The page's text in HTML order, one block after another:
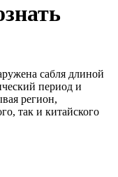
сабля длиной
период и
регион,
так и китайского